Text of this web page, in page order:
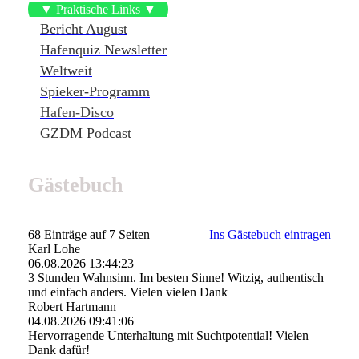
▼ Praktische Links ▼
Bericht August
Hafenquiz Newsletter
Weltweit
Spieker-Programm
Hafen-Disco
GZDM Podcast
Gästebuch
68 Einträge auf 7 Seiten
Ins Gästebuch eintragen
Karl Lohe
06.08.2026 13:44:23
3 Stunden Wahnsinn. Im besten Sinne! Witzig, authentisch
und einfach anders. Vielen vielen Dank
Robert Hartmann
04.08.2026 09:41:06
Hervorragende Unterhaltung mit Suchtpotential! Vielen
Dank dafür!